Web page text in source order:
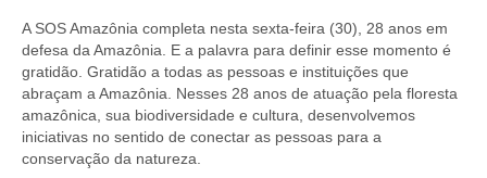
A SOS Amazônia completa nesta sexta-feira (30), 28 anos em
defesa da Amazônia. E a palavra para definir esse momento é
gratidão. Gratidão a todas as pessoas e instituições que
abraçam a Amazônia. Nesses 28 anos de atuação pela floresta
amazônica, sua biodiversidade e cultura, desenvolvemos
iniciativas no sentido de conectar as pessoas para a
conservação da natureza.